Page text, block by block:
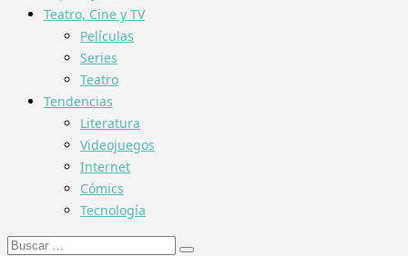
Teatro, Cine y TV
Películas
Series
Teatro
Tendencias
Literatura
Videojuegos
Internet
Cómics
Tecnología
Buscar: